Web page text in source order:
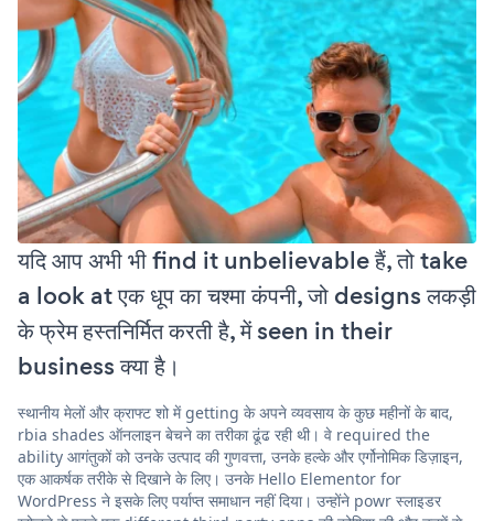
यदि आप अभी भी find it unbelievable हैं, तो take
a look at एक धूप का चश्मा कंपनी, जो designs लकड़ी
के फ्रेम हस्तनिर्मित करती है, में seen in their
business क्या है।
स्थानीय मेलों और क्राफ्ट शो में getting के अपने व्यवसाय के कुछ महीनों के बाद,
rbia shades ऑनलाइन बेचने का तरीका ढूंढ रही थी। वे required the
ability आगंतुकों को उनके उत्पाद की गुणवत्ता, उनके हल्के और एर्गोनोमिक डिज़ाइन,
एक आकर्षक तरीके से दिखाने के लिए। उनके Hello Elementor for
WordPress ने इसके लिए पर्याप्त समाधान नहीं दिया। उन्होंने powr स्लाइडर